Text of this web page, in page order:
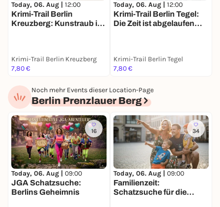
Today, 06. Aug | 12:00
Krimi-Trail Berlin
Kreuzberg: Kunstraub im
Krimi-Trail Berlin Kreuzberg
7,80 €
Today, 06. Aug | 12:00
Krimi-Trail Berlin Tegel:
Die Zeit ist abgelaufen…
Krimi-Trail Berlin Tegel
7,80 €
Noch mehr Events dieser Location-Page
Berlin Prenzlauer Berg
16
Today, 06. Aug | 09:00
JGA Schatzsuche:
Berlins Geheimnis
34
Today, 06. Aug | 09:00
Familienzeit:
Schatzsuche für die